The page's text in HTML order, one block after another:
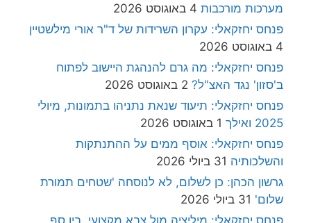
מערכות מורכבות 4 באוגוסט 2026
פנחס יחזקאלי: עקרון השרידות של ד"ר אורי מילשטיין
4 באוגוסט 2026
פנחס יחזקאלי: מה גרם להנהגת היישוב לפתוח
ב'סזון' נגד האצ"ל? 2 באוגוסט 2026
פנחס יחזקאלי: תיעוד שנאת נתניהו בתמונות, מיולי
2025 ואילך
1 באוגוסט 2026
פנחס יחזקאלי: אוסף ממים על ההתנתקות
והשלכותיה 31 ביולי 2026
גרשון הכהן: כן לשלום, לא לנוסחה 'שטחים תמורת
שלום' 31 ביולי 2026
פנחס יחזקאלי: מיליציה מול צבא מקצועי, בין סף